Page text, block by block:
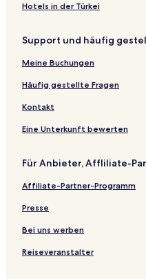
Hotels in der Türkei
Support und häufig
Meine Buchungen
Häufig gestellte Fragen
Kontakt
Eine Unterkunft bewerten
Für Anbieter, Affliliate-
Affiliate-Partner-Programm
Presse
Bei uns werben
Reiseveranstalter